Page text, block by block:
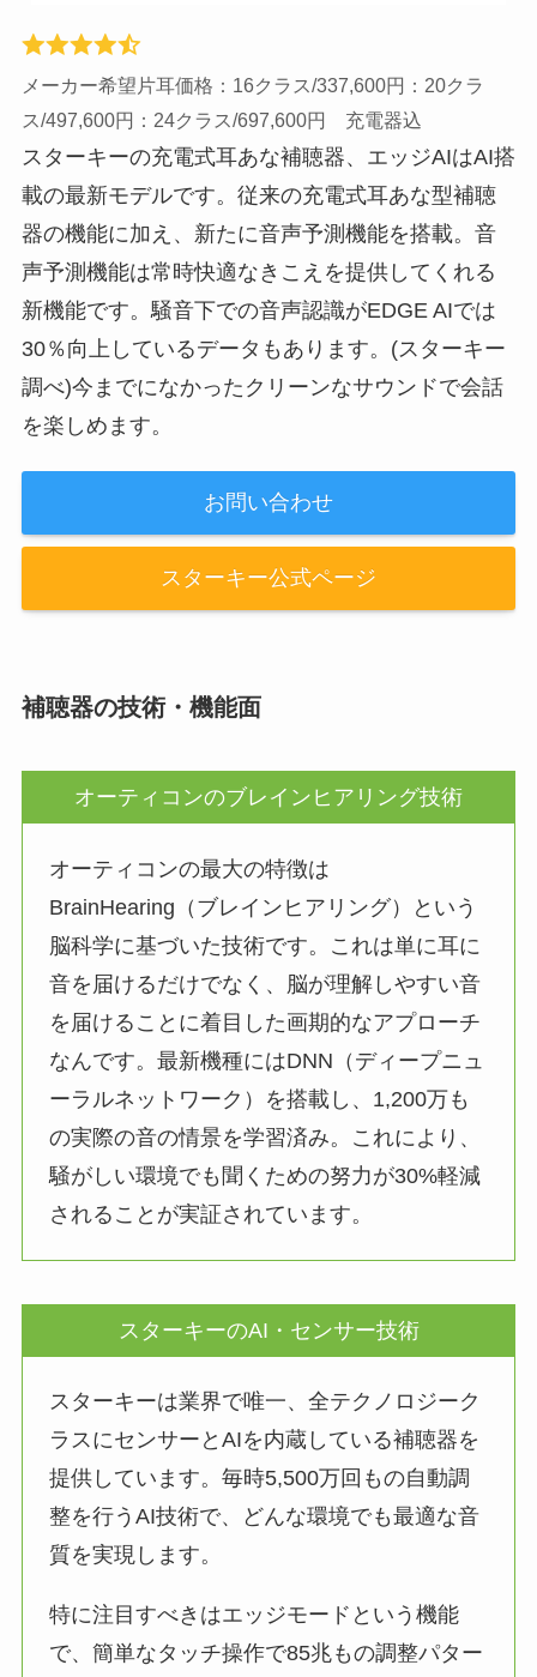
メーカー希望片耳価格：16クラス/337,600円：20クラ
ス/497,600円：24クラス/697,600円 充電器込
スターキーの充電式耳あな補聴器、エッジAIはAI搭
載の最新モデルです。従来の充電式耳あな型補聴
器の機能に加え、新たに音声予測機能を搭載。音
声予測機能は常時快適なきこえを提供してくれる
新機能です。騒音下での音声認識がEDGE AIでは
30％向上しているデータもあります。(スターキー
調べ)今までになかったクリーンなサウンドで会話
を楽しめます。
お問い合わせ
スターキー公式ページ
補聴器の技術・機能面
オーティコンのブレインヒアリング技術
オーティコンの最大の特徴は
BrainHearing（ブレインヒアリング）という
脳科学に基づいた技術です。これは単に耳に
音を届けるだけでなく、脳が理解しやすい音
を届けることに着目した画期的なアプローチ
なんです。最新機種にはDNN（ディープニュ
ーラルネットワーク）を搭載し、1,200万も
の実際の音の情景を学習済み。これにより、
騒がしい環境でも聞くための努力が30%軽減
されることが実証されています。
スターキーのAI・センサー技術
スターキーは業界で唯一、全テクノロジーク
ラスにセンサーとAIを内蔵している補聴器を
提供しています。毎時5,500万回もの自動調
整を行うAI技術で、どんな環境でも最適な音
質を実現します。
特に注目すべきはエッジモードという機能
で、簡単なタッチ操作で85兆もの調整パター